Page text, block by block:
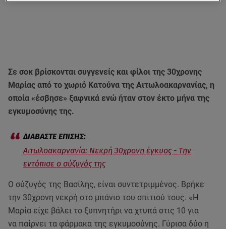
Σε σοκ βρίσκονται συγγενείς και φίλοι της 30χρονης
Μαρίας από το χωριό Κατούνα της Αιτωλοακαρνανίας, η
οποία «έσβησε» ξαφνικά ενώ ήταν στον έκτο μήνα της
εγκυμοσύνης της.
Αιτωλοακαρνανία: Νεκρή 30χρονη έγκυος - Την
εντόπισε ο σύζυγός της
Ο σύζυγός της Βασίλης, είναι συντετριμμένος. Βρήκε
την 30χρονη νεκρή στο μπάνιο του σπιτιού τους. «Η
Μαρία είχε βάλει το ξυπνητήρι να χτυπά στις 10 για
να παίρνει τα φάρμακα της εγκυμοσύνης. Γύρισα δύο η